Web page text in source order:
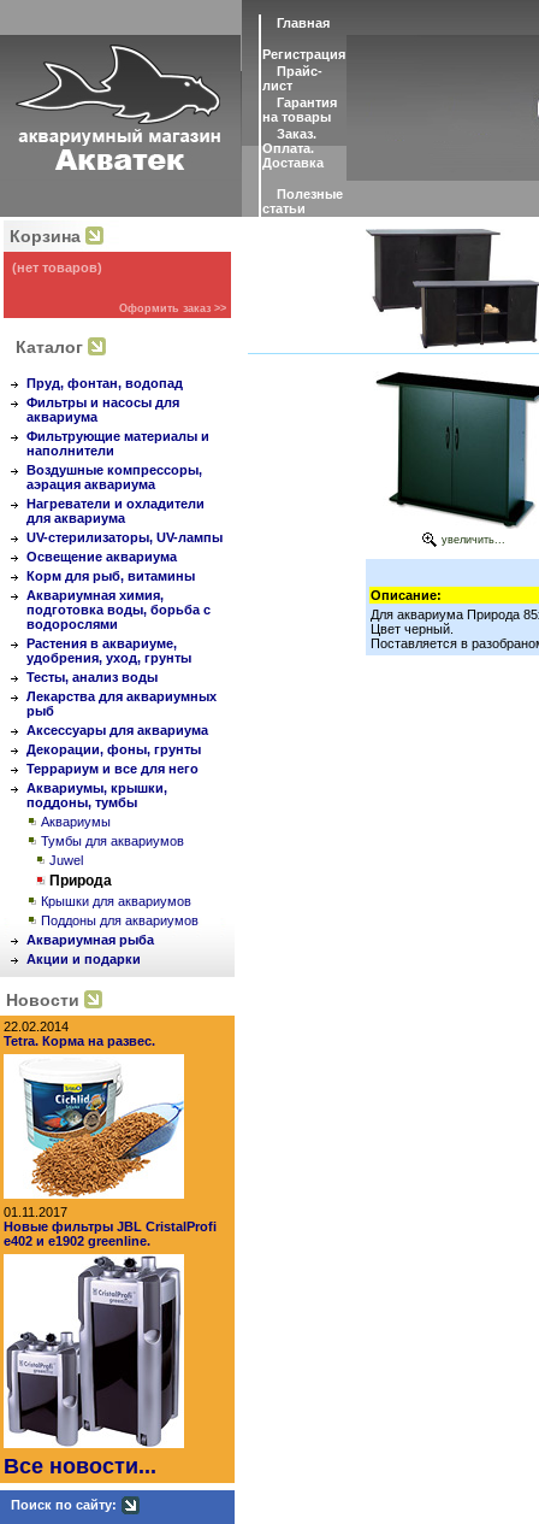
Главная
Регистрация
Прайс-
лист
Гарантия
на товары
Заказ.
Оплата.
Доставка
Полезные
статьи
Корзина
(нет товаров)
Оформить заказ >>
Каталог
Пруд, фонтан, водопад
Фильтры и насосы для
аквариума
Фильтрующие материалы и
наполнители
Воздушные компрессоры,
аэрация аквариума
Нагреватели и охладители
для аквариума
UV-стерилизаторы, UV-лампы
Освещение аквариума
Корм для рыб, витамины
Аквариумная химия,
подготовка воды, борьба с
водорослями
Растения в аквариуме,
удобрения, уход, грунты
Тесты, анализ воды
Лекарства для аквариумных
рыб
Аксессуары для аквариума
Декорации, фоны, грунты
Террариум и все для него
Аквариумы, крышки,
поддоны, тумбы
Аквариумы
Тумбы для аквариумов
Juwel
Природа
Крышки для аквариумов
Поддоны для аквариумов
Аквариумная рыба
Акции и подарки
Новости
22.02.2014
Tetra. Корма на развес.
01.11.2017
Новые фильтры JBL CristalProfi
e402 и e1902 greenline.
Все новости...
Поиск по сайту:
увеличить...
Описание:
Для аквариума Природа
Цвет черный.
Поставляется в